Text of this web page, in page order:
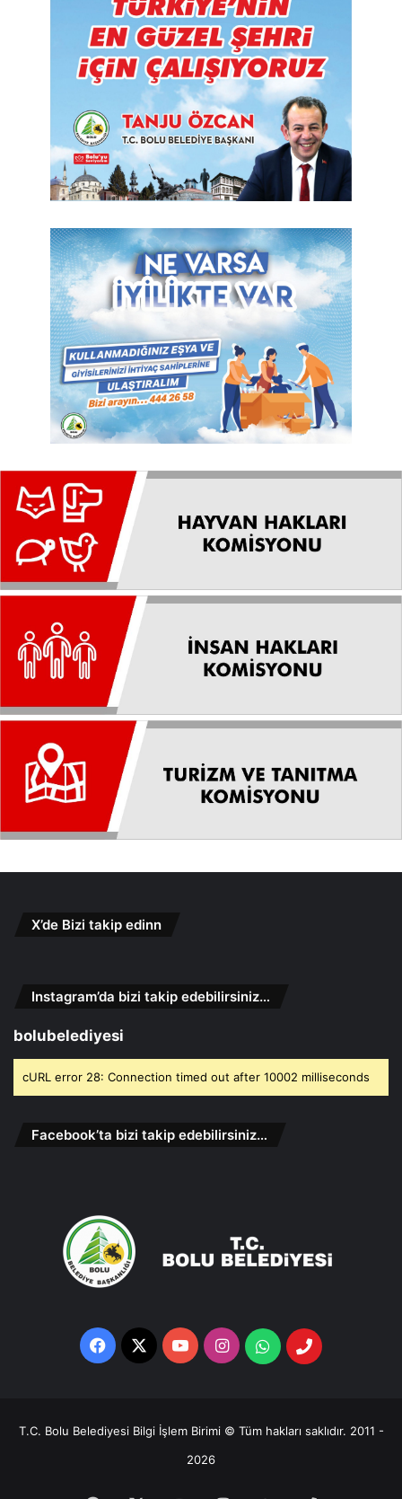
X’de Bizi takip edinn
Instagram’da bizi takip edebilirsiniz…
bolubelediyesi
cURL error 28: Connection timed out after 10002 milliseconds
Facebook’ta bizi takip edebilirsiniz…
Facebook
X YouTubeInstagramWhatsappTelefon
T.C. Bolu Belediyesi Bilgi İşlem Birimi © Tüm hakları saklıdır. 2011 -
2026